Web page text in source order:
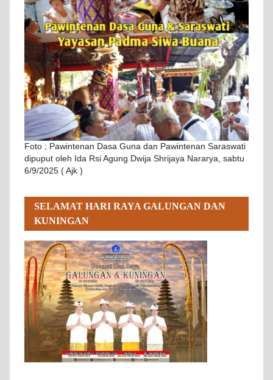
Foto ; Pawintenan Dasa Guna dan Pawintenan Saraswati
dipuput oleh Ida Rsi Agung Dwija Shrijaya Nararya, sabtu
6/9/2025 ( Ajk )
SELAMAT HARI RAYA GALUNGAN DAN
KUNINGAN